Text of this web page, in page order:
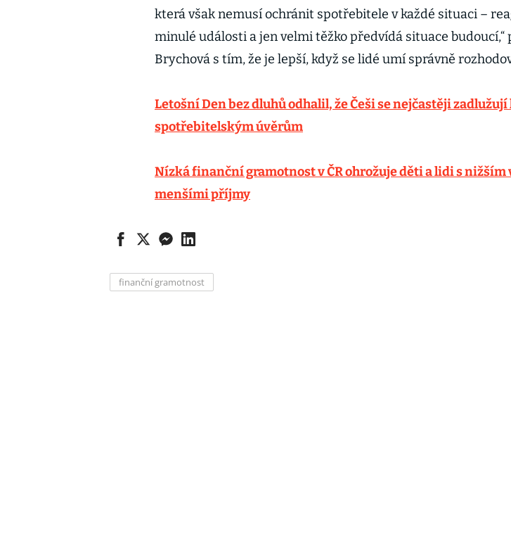
která však nemusí ochránit spotřebitele v každé situaci –
minulé události a jen velmi těžko předvídá situace budoucí,“
Brychová s tím, že je lepší, když se lidé umí správně
Letošní Den bez dluhů odhalil, že Češi se nejčastěji
spotřebitelským úvěrům
Nízká finanční gramotnost v ČR ohrožuje děti a lidi s nižším
menšími příjmy
finanční gramotnost